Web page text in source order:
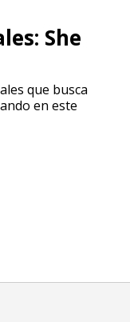
She
que busca
en este